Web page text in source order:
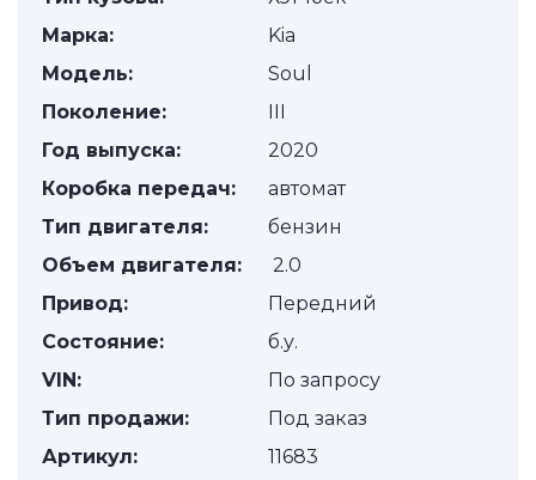
Марка:
Kia
Модель:
Soul
Поколение:
III
Год выпуска:
2020
Коробка передач:
автомат
Тип двигателя:
бензин
Объем двигателя:
2.0
Привод:
Передний
Состояние:
б.у.
VIN:
По запросу
Тип продажи:
Под заказ
Артикул:
11683